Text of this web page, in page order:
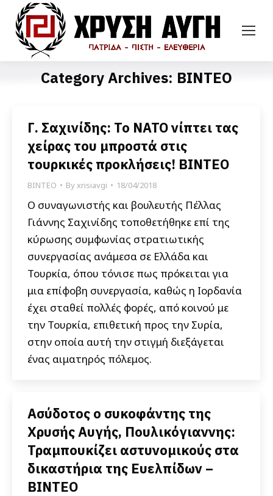
Category Archives: ΒΙΝΤΕΟ
Γ. Σαχινίδης: Το ΝΑΤΟ νίπτει τας
χείρας του μπροστά στις
τουρκικές προκλήσεις! ΒΙΝΤΕΟ
ΒΙΝΤΕΟ Byxrisiavgi 18/04/2018
Ο συναγωνιστής και βουλευτής Πέλλας
Γιάννης Σαχινίδης τοποθετήθηκε επί της
κύρωσης συμφωνίας στρατιωτικής
συνεργασίας ανάμεσα σε Ελλάδα και
Τουρκία, όπου τόνισε πως πρόκειται για
μια επίφοβη συνεργασία, καθώς η Ιορδανία
έχει σταθεί πολλές φορές, από κοινού με
την Τουρκία, επιθετική προς την Συρία,
στην οποία αυτή την στιγμή διεξάγεται
ένας αιματηρός πόλεμος.
Ασύδοτος ο συκοφάντης της
Χρυσής Αυγής, Πουλικόγιαννης:
Τραμπουκίζει αστυνομικούς στα
δικαστήρια της Ευελπίδων –
ΒΙΝΤΕΟ